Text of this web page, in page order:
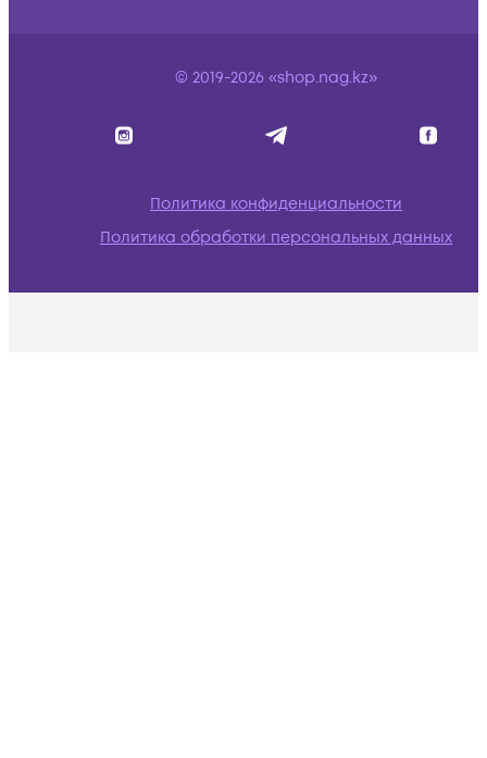
© 2019-2026 «shop.nag.kz»
Политика конфиденциальности
Политика обработки персональных данных